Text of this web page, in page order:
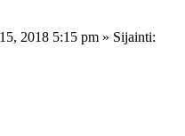
2018 5:15 pm » Sijainti: